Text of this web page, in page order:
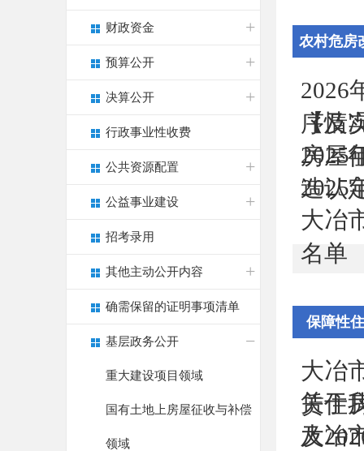
财政资金
预算公开
决算公开
行政事业性收费
公共资源配置
公益事业建设
招考录用
其他主动公开内容
确需保留的证明事项清单
基层政务公开
重大建设项目领域
国有土地上房屋征收与补偿
领域
农村危房
2026
序及
【情
房屋
2025
造认
2025
大冶
名单
保障性
大冶
赁住
关于
及
大冶